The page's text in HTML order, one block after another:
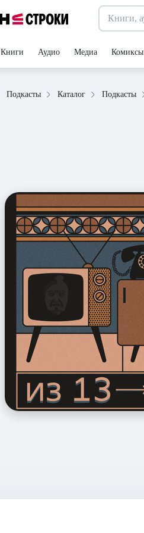
Книги Аудио Медиа Комиксы
Подкасты Каталог Подкасты